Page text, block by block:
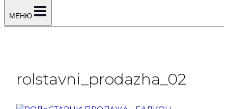
МЕНЮ
rolstavni_prodazha_02